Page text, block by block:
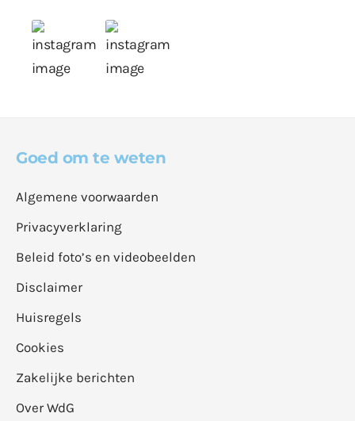
Goed om te weten
Algemene voorwaarden
Privacyverklaring
Beleid foto’s en videobeelden
Disclaimer
Huisregels
Cookies
Zakelijke berichten
Over WdG